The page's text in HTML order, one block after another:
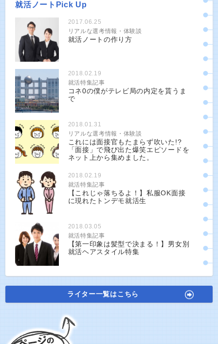
就活ノートPick Up
2017.06.25
リアルな選考情報・体験談
就活ノートの作り方
2018.02.19
就活特集記事
コネ0の僕がテレビ局の内定を貰うま
で
2018.01.31
リアルな選考情報・体験談
これには面接官もたまらず吹いた!?
「面接」で飛び出た爆笑エピソードを
ネット上から集めました。
2018.02.19
就活特集記事
【これじゃ落ちるよ！】私服OK面接
に現れたトンデモ就活生
2018.03.05
就活特集記事
【第一印象は髪型で決まる！】男女別
就活ヘアスタイル特集
ライター一覧はこちら